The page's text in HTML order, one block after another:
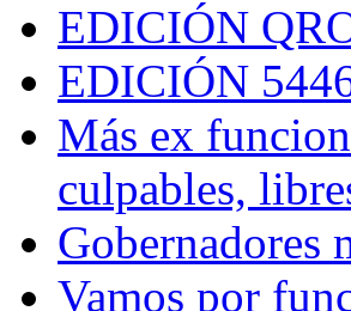
EDICIÓN
EDICIÓN
Más ex
culpables,
Gobernadores
Vamos por